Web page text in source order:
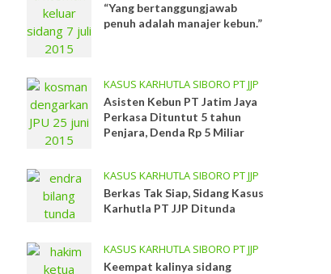
“Yang bertanggungjawab
penuh adalah manajer kebun.”
KASUS KARHUTLA SIBORO PT JJP
Asisten Kebun PT Jatim Jaya
Perkasa Dituntut 5 tahun
Penjara, Denda Rp 5 Miliar
KASUS KARHUTLA SIBORO PT JJP
Berkas Tak Siap, Sidang Kasus
Karhutla PT JJP Ditunda
KASUS KARHUTLA SIBORO PT JJP
Keempat kalinya sidang